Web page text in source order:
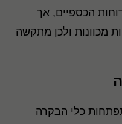
הכספיים, אך
מכוונות ולכן מתקשה
כלי הבקרה